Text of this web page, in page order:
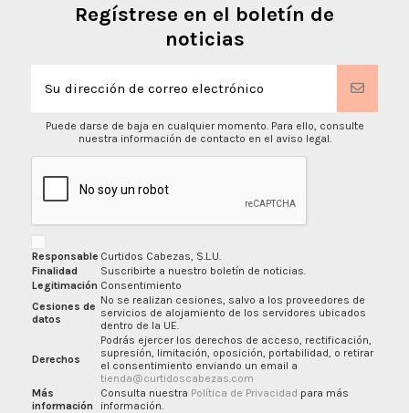
Regístrese en el boletín de
noticias
Puede darse de baja en cualquier momento. Para ello, consulte
nuestra información de contacto en el aviso legal.
Responsable Curtidos Cabezas, S.L.U.
Finalidad
Suscribirte a nuestro boletín de noticias.
Legitimación Consentimiento
Cesiones de
datos
No se realizan cesiones, salvo a los proveedores de
servicios de alojamiento de los servidores ubicados
dentro de la UE.
Derechos
Podrás ejercer los derechos de acceso, rectificación,
supresión, limitación, oposición, portabilidad, o retirar
el consentimiento enviando un email a
tienda@curtidoscabezas.com
Más
información
Consulta nuestra Política de Privacidad para más
información.